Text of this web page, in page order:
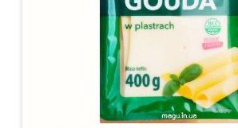
меню
меню
Прочие напитки
Сыры и молочные продукты